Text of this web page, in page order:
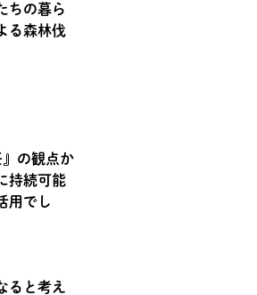
ちの暮ら
る森林伐
の観点か
持続可能
用でし
ると考え